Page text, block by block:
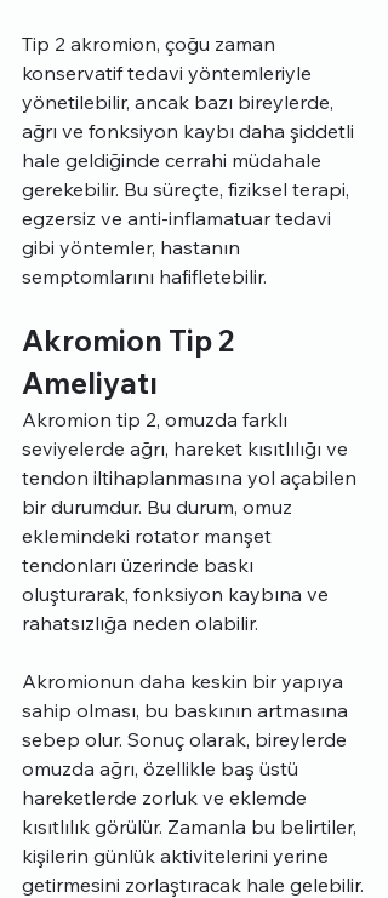
Tip 2 akromion, çoğu zaman
konservatif tedavi yöntemleriyle
yönetilebilir, ancak bazı bireylerde,
ağrı ve fonksiyon kaybı daha şiddetli
hale geldiğinde cerrahi müdahale
gerekebilir. Bu süreçte, fiziksel terapi,
egzersiz ve anti-inflamatuar tedavi
gibi yöntemler, hastanın
semptomlarını hafifletebilir.
Akromion Tip 2
Ameliyatı
Akromion tip 2, omuzda farklı
seviyelerde ağrı, hareket kısıtlılığı ve
tendon iltihaplanmasına yol açabilen
bir durumdur. Bu durum, omuz
eklemindeki rotator manşet
tendonları üzerinde baskı
oluşturarak, fonksiyon kaybına ve
rahatsızlığa neden olabilir.
Akromionun daha keskin bir yapıya
sahip olması, bu baskının artmasına
sebep olur. Sonuç olarak, bireylerde
omuzda ağrı, özellikle baş üstü
hareketlerde zorluk ve eklemde
kısıtlılık görülür. Zamanla bu belirtiler,
kişilerin günlük aktivitelerini yerine
getirmesini zorlaştıracak hale gelebilir.